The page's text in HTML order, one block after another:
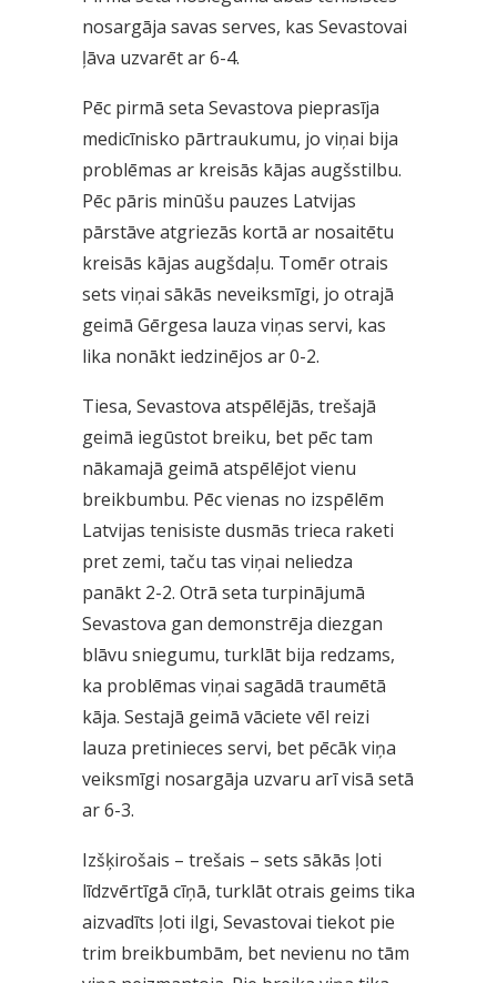
nosargāja savas serves, kas Sevastovai
ļāva uzvarēt ar 6-4.
Pēc pirmā seta Sevastova pieprasīja
medicīnisko pārtraukumu, jo viņai bija
problēmas ar kreisās kājas augšstilbu.
Pēc pāris minūšu pauzes Latvijas
pārstāve atgriezās kortā ar nosaitētu
kreisās kājas augšdaļu. Tomēr otrais
sets viņai sākās neveiksmīgi, jo otrajā
geimā Gērgesa lauza viņas servi, kas
lika nonākt iedzinējos ar 0-2.
Tiesa, Sevastova atspēlējās, trešajā
geimā iegūstot breiku, bet pēc tam
nākamajā geimā atspēlējot vienu
breikbumbu. Pēc vienas no izspēlēm
Latvijas tenisiste dusmās trieca raketi
pret zemi, taču tas viņai neliedza
panākt 2-2. Otrā seta turpinājumā
Sevastova gan demonstrēja diezgan
blāvu sniegumu, turklāt bija redzams,
ka problēmas viņai sagādā traumētā
kāja. Sestajā geimā vāciete vēl reizi
lauza pretinieces servi, bet pēcāk viņa
veiksmīgi nosargāja uzvaru arī visā setā
ar 6-3.
Izšķirošais – trešais – sets sākās ļoti
līdzvērtīgā cīņā, turklāt otrais geims tika
aizvadīts ļoti ilgi, Sevastovai tiekot pie
trim breikbumbām, bet nevienu no tām